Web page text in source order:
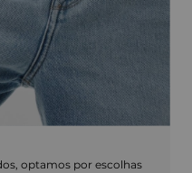
optamos por escolhas